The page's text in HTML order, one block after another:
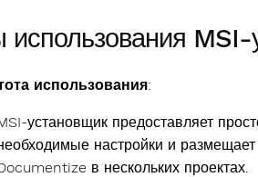
MSI-
использования:
установщик предоставляет
настройки и
в нескольких проектах.